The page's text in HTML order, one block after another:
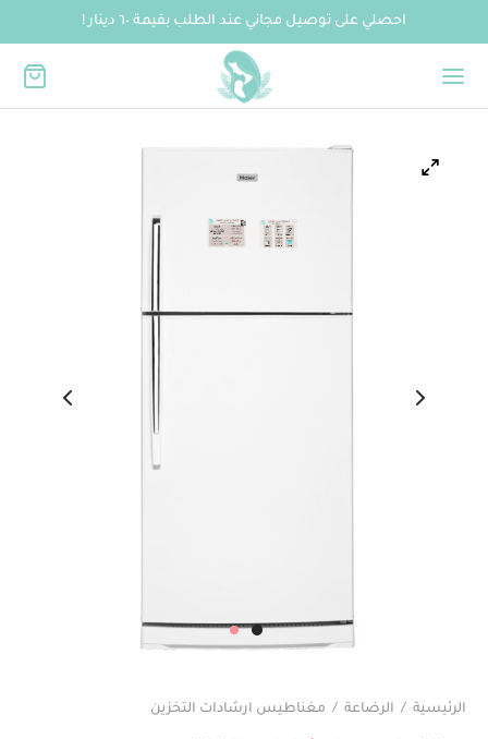
احصلي على توصيل مجاني عند الطلب بقيمة ٦٠ دينار !
الرئيسية / الرضاعة / مغناطيس ارشادات التخزين